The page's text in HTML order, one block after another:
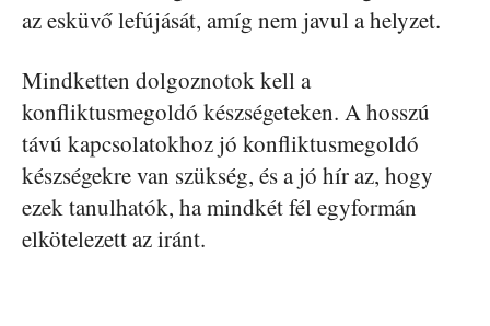
az esküvő lefújását, amíg nem javul a helyzet.
Mindketten dolgoznotok kell a
konfliktusmegoldó készségeteken. A hosszú
távú kapcsolatokhoz jó konfliktusmegoldó
készségekre van szükség, és a jó hír az, hogy
ezek tanulhatók, ha mindkét fél egyformán
elkötelezett az iránt.